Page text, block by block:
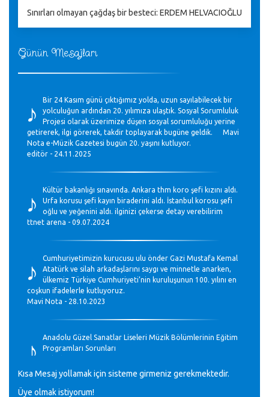
Günün Mesajları
♪
Bir 24 Kasım günü çıktığımız yolda, uzun sayılabilecek bir
yolculuğun ardından 20. yılımıza ulaştık. Sosyal Sorumluluk
Projesi olarak üzerimize düşen sosyal sorumluluğu yerine
getirerek, ilgi görerek, takdir toplayarak bugüne geldik. Mavi
Nota e-Müzik Gazetesi bugün 20. yaşını kutluyor.
editör - 24.11.2025
♪
Kültür bakanlığı sınavında. Ankara thm koro şefi kızını aldı.
Urfa korusu şefi kayın biraderini aldı. İstanbul korosu şefi
oğlu ve yeğenini aldı. ilginizi çekerse detay verebilirim
ttnet arena - 09.07.2024
♪
Cumhuriyetimizin kurucusu ulu önder Gazi Mustafa Kemal
Atatürk ve silah arkadaşlarını saygı ve minnetle anarken,
ülkemiz Türkiye Cumhuriyeti’nin kuruluşunun 100. yılını en
coşkun ifadelerle kutluyoruz.
Mavi Nota - 28.10.2023
♪
Anadolu Güzel Sanatlar Liseleri Müzik Bölümlerinin Eğitim
Programları Sorunları
GEÇMİŞ OLSUN TÜRKİYE!
Kısa Mesaj yollamak için sisteme girmeniz gerekmektedir.
Üye olmak istiyorum!
Sınırları olmayan çağdaş bir besteci: ERDEM HELVACIOĞLU